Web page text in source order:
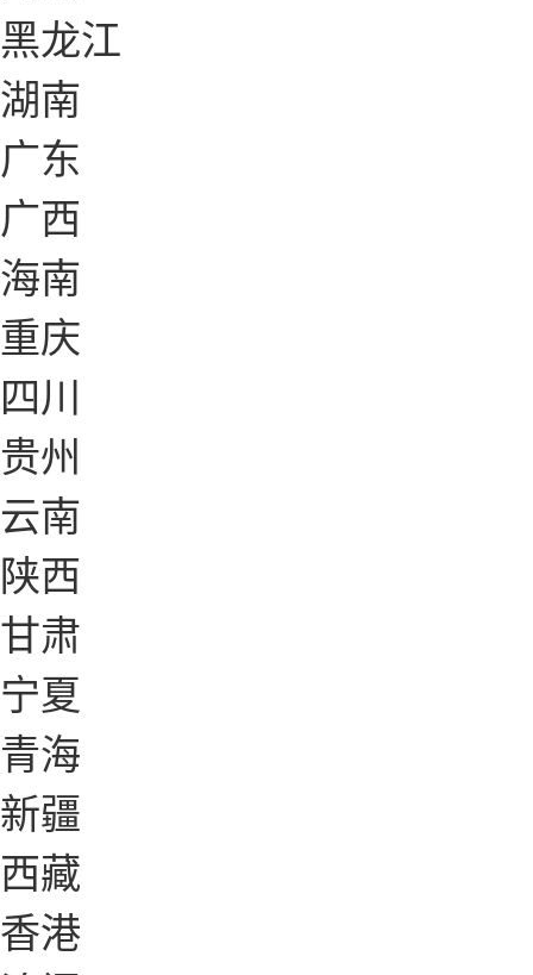
黑龙江
湖南
广东
广西
海南
重庆
四川
贵州
云南
陕西
甘肃
宁夏
青海
新疆
西藏
香港